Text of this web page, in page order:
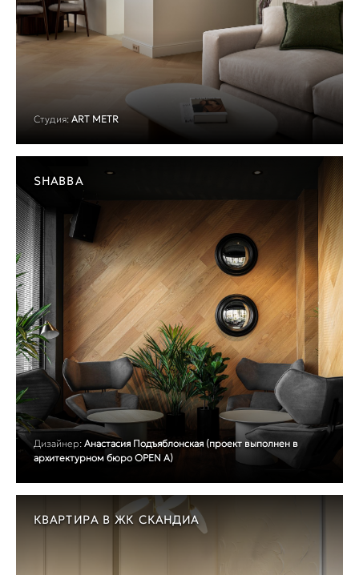
Студия: ART METR
SHABBA
Дизайнер: Анастасия Подъяблонская (проект выполнен в
архитектурном бюро OPEN A)
КВАРТИРА В ЖК СКАНДИА